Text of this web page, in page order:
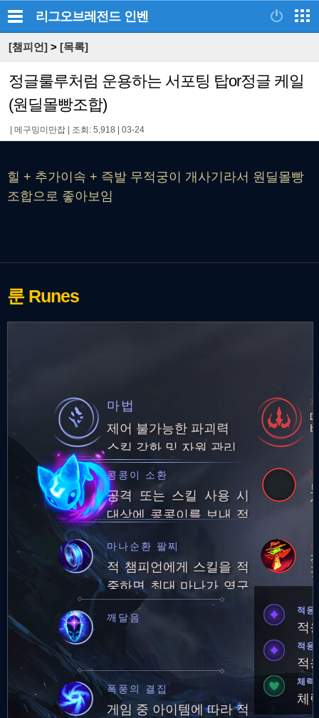
리그오브레전드 인벤
[챔피언] > [목록]
정글룰루처럼 운용하는 서포팅 탑or정글 케일
(원딜몰빵조합)
메구밍미만잡 조회: 5,918 03-24
힐 + 추가이속 + 즉발 무적궁이 개사기라서 원딜몰빵
조합으로 좋아보임
룬 Runes
마법
제어 불가능한 파괴력
스킬 강화 및 자원 관리
콩콩이 소환
공격 또는 스킬 사용 시
대상에 콩콩이를 보내 적
에게 보호막 생성
마나순환 팔찌
적 챔피언에게 스킬을 적
중하면 최대 마나가 영구
적으로 25만큼 증가합니
다. (최대 마나량: 250)최
1%를 회복합니다.
깨달음
폭풍의 결집
게임 중 아이템에 따라 적
적응
적
적응
적
체력
체